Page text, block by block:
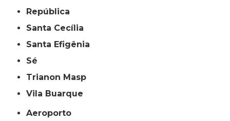
República
Santa Cecília
Santa Efigênia
Sé
Trianon Masp
Vila Buarque
Aeroporto